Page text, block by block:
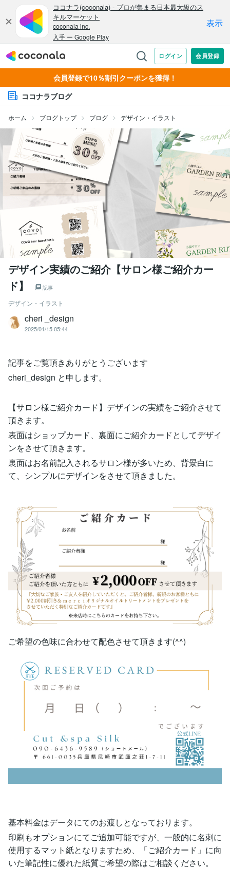
会員登録で10％割引クーポンを獲得！
ココナラブログ
ホーム ブログトップ ブログ デザイン・イラスト
デザイン実績のご紹介【サロン様ご紹介カー
ド】
記事
デザイン・イラスト
cheri _design
2025/01/15 05:44
記事をご覧頂きありがとうございます
cheri_design と申します。
【サロン様ご紹介カード】デザインの実績をご紹介させて
頂きます。
表面はショップカード、裏面にご紹介カードとしてデザイ
ンをさせて頂きます。
裏面はお名前記入されるサロン様が多いため、背景白に
て、シンプルにデザインをさせて頂きました。
ご希望の色味に合わせて配色させて頂きます(^^)
基本料金はデータにてのお渡しとなっております。
印刷もオプションにてご追加可能ですが、一般的に名刺に
使用するマット紙となりますため、「ご紹介カード」に向
いた筆記性に優れた紙質ご希望の際はご相談ください。